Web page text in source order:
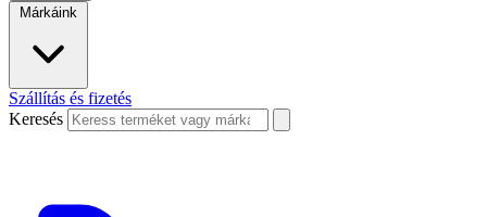
Márkáink
Szállítás és fizetés
Keresés